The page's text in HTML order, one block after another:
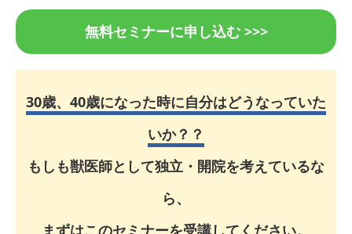
無料セミナーに申し込む >>>
30歳、40歳になった時に自分はどうなっていた
いか？？
もしも獣医師として独立・開院を考えているな
ら、
まずはこのセミナーを受講してください。